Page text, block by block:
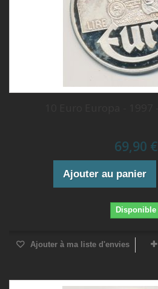
69,90 €
Ajouter au panier
Disponible
Ajouter à ma liste d'envies